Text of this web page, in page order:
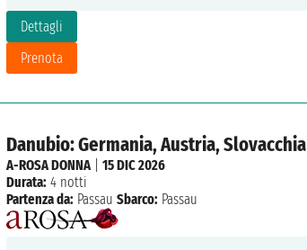
Dettagli
Prenota
Danubio: Germania, Austria, Slovacchia
A-ROSA DONNA| 15 DIC 2026
Durata: 4 notti
Partenza da: Passau Sbarco: Passau